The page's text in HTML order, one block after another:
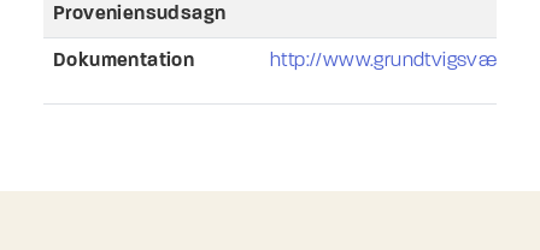
Proveniensudsagn
Dokumentation http://